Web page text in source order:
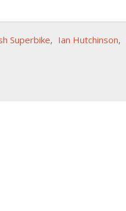
Superbike, Ian Hutchinson,